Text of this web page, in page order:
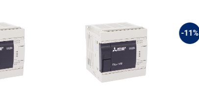
-11%